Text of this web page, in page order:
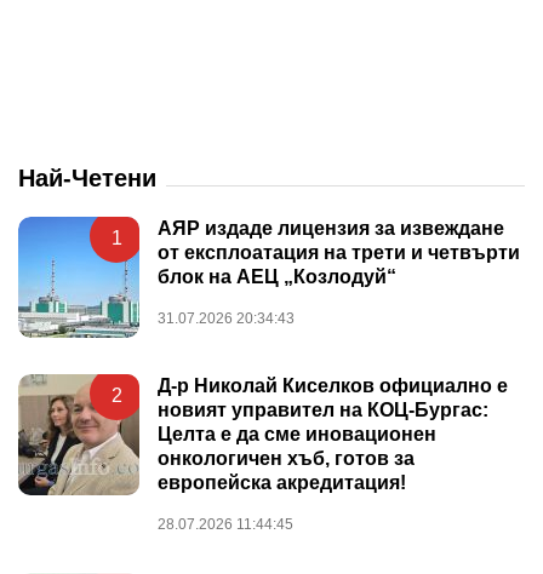
Най-Четени
1
АЯР издаде лицензия за извеждане
от експлоатация на трети и четвърти
блок на АЕЦ „Козлодуй“
31.07.2026 20:34:43
2
Д-р Николай Киселков официално е
новият управител на КОЦ-Бургас:
Целта е да сме иновационен
онкологичен хъб, готов за
европейска акредитация!
28.07.2026 11:44:45